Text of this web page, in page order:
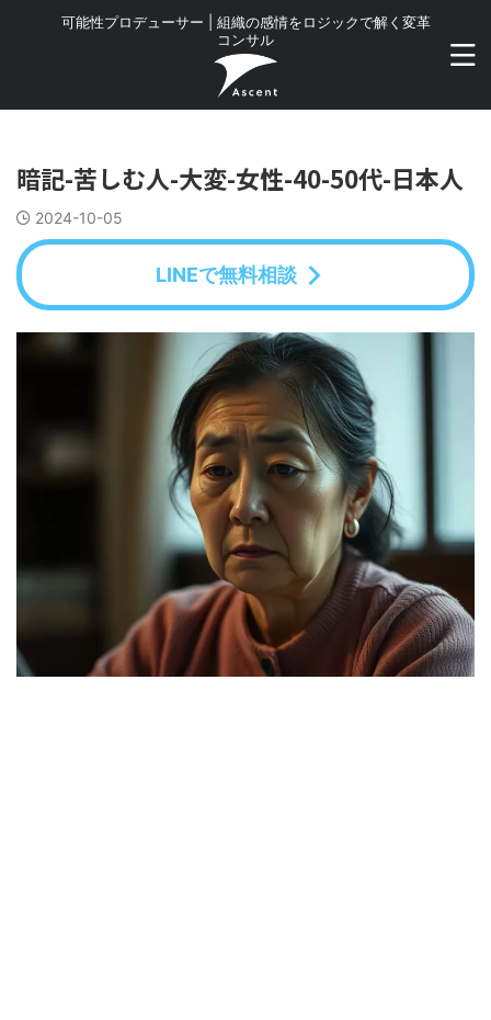
可能性プロデューサー | 組織の感情をロジックで解く変革
コンサル
暗記-苦しむ人-大変-女性-40-50代-日本人
2024-10-05
LINEで無料相談